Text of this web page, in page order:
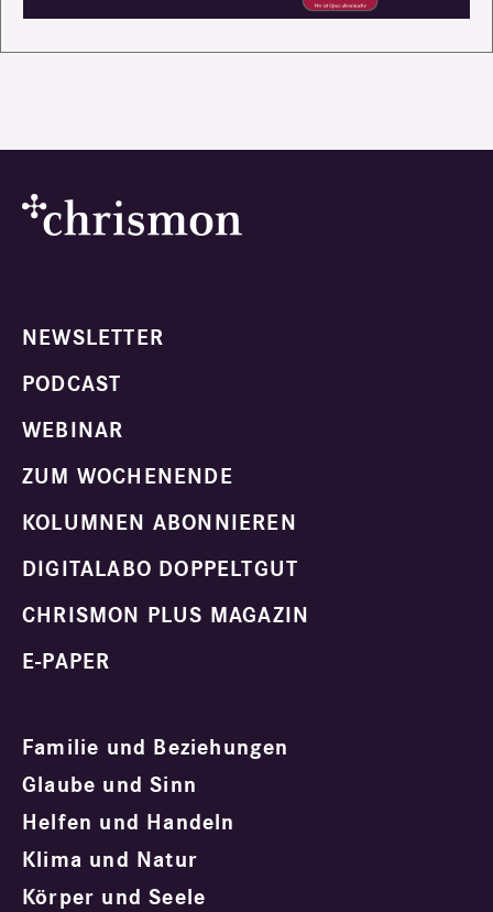
NEWSLETTER
PODCAST
WEBINAR
ZUM WOCHENENDE
KOLUMNEN ABONNIEREN
DIGITALABO DOPPELTGUT
CHRISMON PLUS MAGAZIN
E-PAPER
Familie und Beziehungen
Glaube und Sinn
Helfen und Handeln
Klima und Natur
Körper und Seele